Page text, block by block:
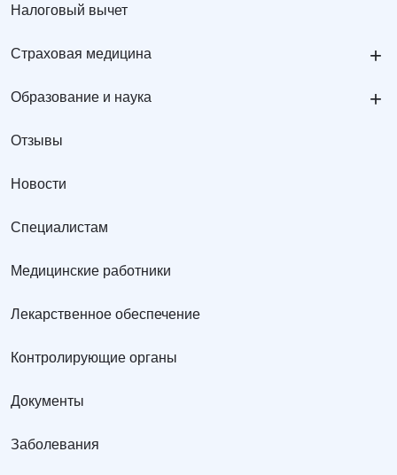
Налоговый вычет
Страховая медицина +
Образование и наука +
Отзывы
Новости
Специалистам
Медицинские работники
Лекарственное обеспечение
Контролирующие органы
Документы
Заболевания